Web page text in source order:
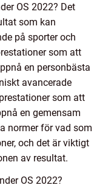
OS 2022? Det
som kan
på sporter och
som att
en personbästa
avancerade
som att
en gemensam
normer för vad som
och det är viktigt
av resultat.
OS 2022?